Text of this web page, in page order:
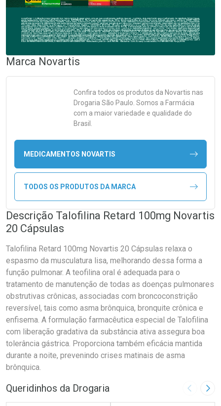
Marca Novartis
Confira todos os produtos da Novartis nas
Drogaria São Paulo. Somos a Farmácia
com a maior variedade e qualidade do
Brasil.
MEDICAMENTOS NOVARTIS
TODOS OS PRODUTOS DA MARCA
Descrição Talofilina Retard 100mg Novartis
20 Cápsulas
Talofilina Retard 100mg Novartis 20 Cápsulas relaxa o
espasmo da musculatura lisa, melhorando dessa forma a
função pulmonar. A teofilina oral é adequada para o
tratamento de manutenção de todas as doenças pulmonares
obstrutivas crônicas, associadas com broncoconstrição
reversível, tais como asma brônquica, bronquite crônica e
enfisema. A formulação farmacêutica especial de Talofilina
com liberação gradativa da substância ativa assegura boa
tolerância gástrica. Proporciona também eficácia mantida
durante a noite, prevenindo crises matinais de asma
brônquica.
Queridinhos da Drogaria Imagem